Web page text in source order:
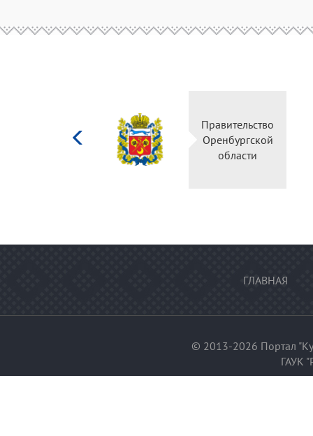
Правительство
Оренбургской
области
ГЛАВНАЯ
© 2013-2026 Портал
ГАУК